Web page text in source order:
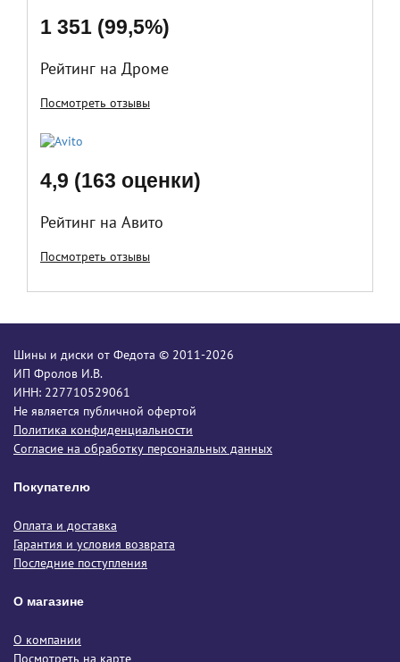
1 351 (99,5%)
Рейтинг на Дроме
Посмотреть отзывы
4,9 (163 оценки)
Рейтинг на Авито
Посмотреть отзывы
Шины и диски от Федота © 2011-2026
ИП Фролов И.В.
ИНН: 227710529061
Не является публичной офертой
Политика конфиденциальности
Согласие на обработку персональных данных
Покупателю
Оплата и доставка
Гарантия и условия возврата
Последние поступления
О магазине
О компании
Посмотреть на карте